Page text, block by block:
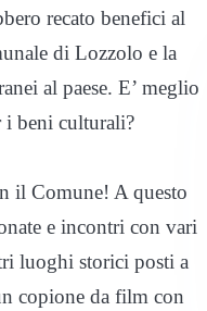
recato benefici al
di Lozzolo e la
al paese. E’ meglio
i beni culturali?
il Comune! A questo
e incontri con vari
luoghi storici posti a
copione da film con